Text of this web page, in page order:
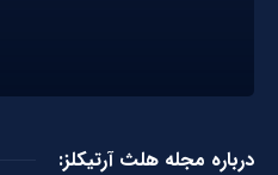
درباره مجله هلث آرتیکلز: